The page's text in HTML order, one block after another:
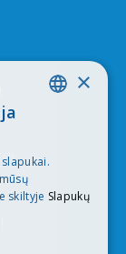
×
skiltyje Slapukų